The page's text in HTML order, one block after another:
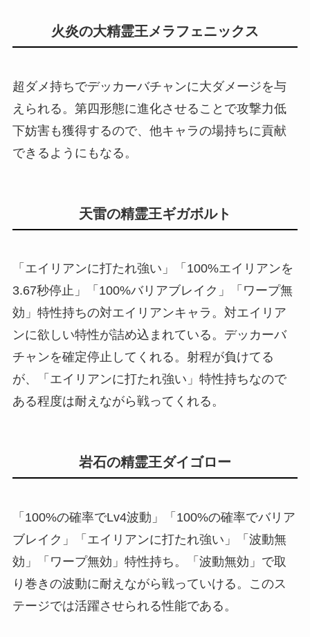
火炎の大精霊王メラフェニックス
超ダメ持ちでデッカーバチャンに大ダメージを与
えられる。第四形態に進化させることで攻撃力低
下妨害も獲得するので、他キャラの場持ちに貢献
できるようにもなる。
天雷の精霊王ギガボルト
「エイリアンに打たれ強い」「100%エイリアンを
3.67秒停止」「100%バリアブレイク」「ワープ無
効」特性持ちの対エイリアンキャラ。対エイリア
ンに欲しい特性が詰め込まれている。デッカーバ
チャンを確定停止してくれる。射程が負けてる
が、「エイリアンに打たれ強い」特性持ちなので
ある程度は耐えながら戦ってくれる。
岩石の精霊王ダイゴロー
「100%の確率でLv4波動」「100%の確率でバリア
ブレイク」「エイリアンに打たれ強い」「波動無
効」「ワープ無効」特性持ち。「波動無効」で取
り巻きの波動に耐えながら戦っていける。このス
テージでは活躍させられる性能である。